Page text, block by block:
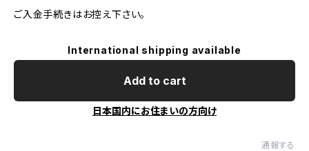
ご入金手続きはお控え下さい。
International shipping available
Add to cart
日本国内にお住まいの方向け
通報する